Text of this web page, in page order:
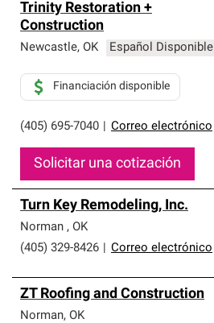
Trinity Restoration +
Construction
Newcastle, OK Español Disponible
(405) 695-7040 Correo electrónico
Financiación disponible
Solicitar una cotización
Turn Key Remodeling, Inc.
Norman , OK
(405) 329-8426
Correo electrónico
ZT Roofing and Construction
Norman, OK